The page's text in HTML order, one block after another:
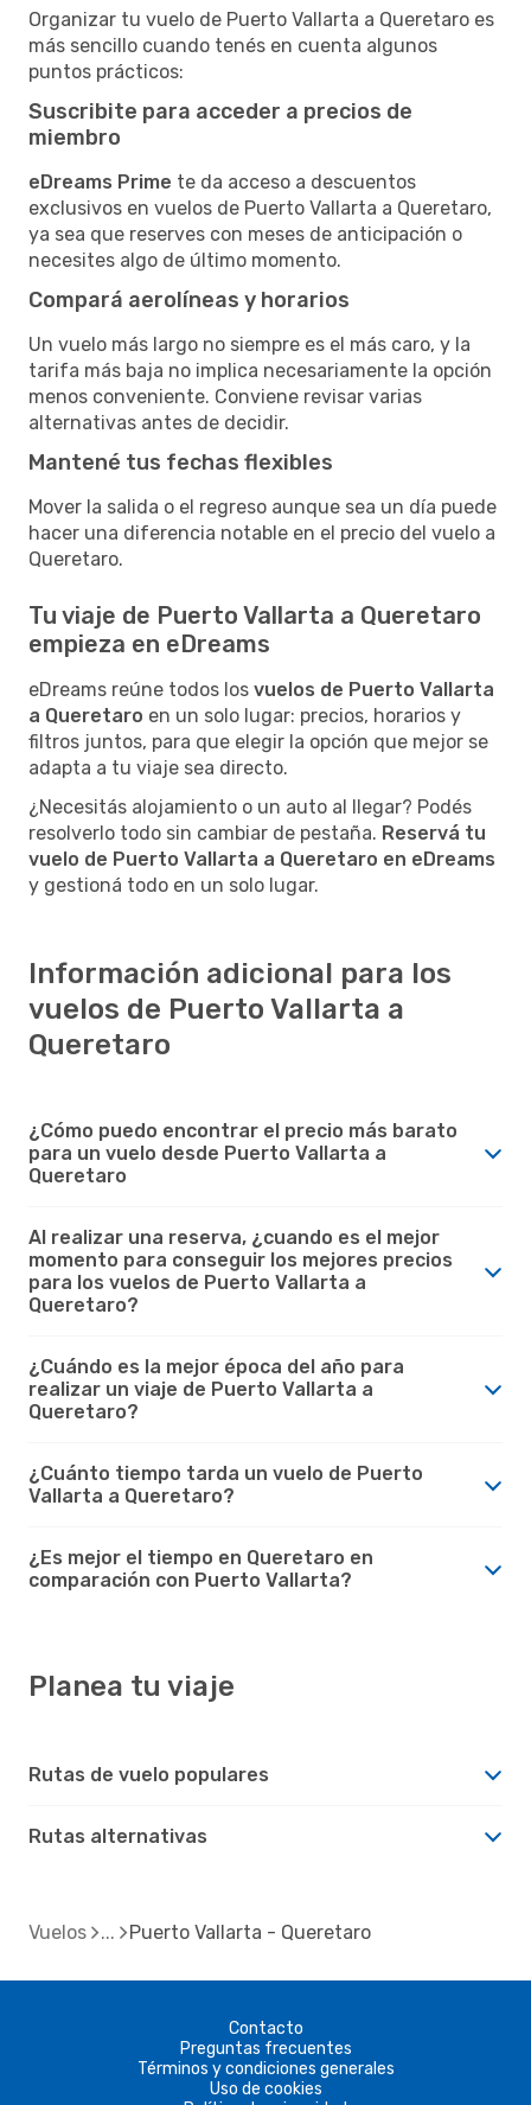
Organizar tu vuelo de Puerto Vallarta a Queretaro es
más sencillo cuando tenés en cuenta algunos
puntos prácticos:
Suscribite para acceder a precios de
miembro
eDreams Prime te da acceso a descuentos
exclusivos en vuelos de Puerto Vallarta a Queretaro,
ya sea que reserves con meses de anticipación o
necesites algo de último momento.
Compará aerolíneas y horarios
Un vuelo más largo no siempre es el más caro, y la
tarifa más baja no implica necesariamente la opción
menos conveniente. Conviene revisar varias
alternativas antes de decidir.
Mantené tus fechas flexibles
Mover la salida o el regreso aunque sea un día puede
hacer una diferencia notable en el precio del vuelo a
Queretaro.
Tu viaje de Puerto Vallarta a Queretaro
empieza en eDreams
eDreams reúne todos los vuelos de Puerto Vallarta
a Queretaro en un solo lugar: precios, horarios y
filtros juntos, para que elegir la opción que mejor se
adapta a tu viaje sea directo.
¿Necesitás alojamiento o un auto al llegar? Podés
resolverlo todo sin cambiar de pestaña. Reservá tu
vuelo de Puerto Vallarta a Queretaro en eDreams
y gestioná todo en un solo lugar.
Información adicional para los
vuelos de Puerto Vallarta a
Queretaro
¿Cómo puedo encontrar el precio más barato
para un vuelo desde Puerto Vallarta a
Queretaro
Al realizar una reserva, ¿cuando es el mejor
momento para conseguir los mejores precios
para los vuelos de Puerto Vallarta a
Queretaro?
¿Cuándo es la mejor época del año para
realizar un viaje de Puerto Vallarta a
Queretaro?
¿Cuánto tiempo tarda un vuelo de Puerto
Vallarta a Queretaro?
¿Es mejor el tiempo en Queretaro en
comparación con Puerto Vallarta?
Planea tu viaje
Rutas de vuelo populares
Rutas alternativas
Vuelos Puerto Vallarta - Queretaro
Contacto
Preguntas frecuentes
Términos y condiciones generales
Uso de cookies